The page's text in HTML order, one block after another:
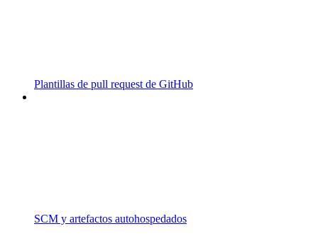
Plantillas de pull request de GitHub
SCM y artefactos autohospedados